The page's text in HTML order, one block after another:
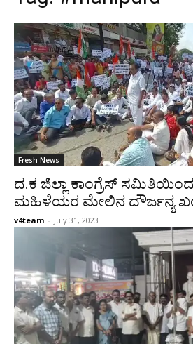
Fresh News
ದ.ಕ ಜಿಲ್ಲಾ ಕಾಂಗ್ರೆಸ್
ಮಹಿಳೆಯರ ಮೇಲಿನ ದೌರ್ಜನ್ಯ
v4team - July 31, 2023